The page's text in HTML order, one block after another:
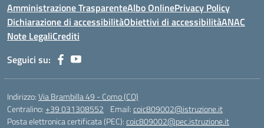
Amministrazione TrasparenteAlbo OnlinePrivacy Policy
Dichiarazione di accessibilitàObiettivi di accessibilitàANAC
Note LegaliCrediti
Seguici su:
Indirizzo:Via Brambilla 49 - Como (CO)
Centralino:+39 031308552 Email:coic809002@istruzione.it
Posta elettronica certificata (PEC):coic809002@pec.istruzione.it